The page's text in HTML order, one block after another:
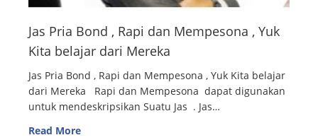
Jas Pria Bond , Rapi dan Mempesona , Yuk
Kita belajar dari Mereka
Jas Pria Bond , Rapi dan Mempesona , Yuk Kita belajar
dari Mereka Rapi dan Mempesona dapat digunakan
untuk mendeskripsikan Suatu Jas . Jas…
Read More